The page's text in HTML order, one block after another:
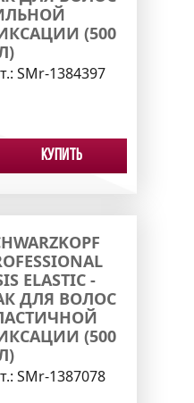
(500
SMr-1384397
Купить
ELASTIC -
ДЛЯ ВОЛОС
(500
SMr-1387078